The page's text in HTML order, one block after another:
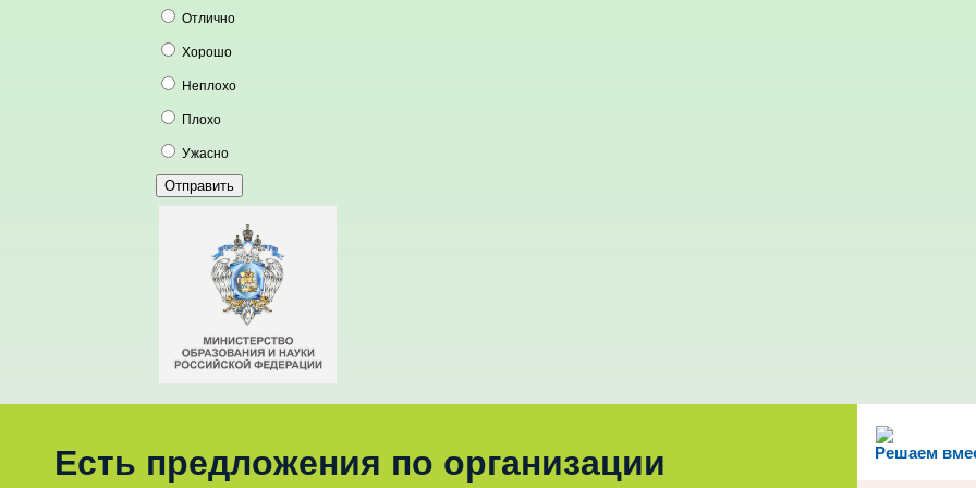
Отлично
Хорошо
Неплохо
Плохо
Ужасно
Решаем
Есть предложения по организации